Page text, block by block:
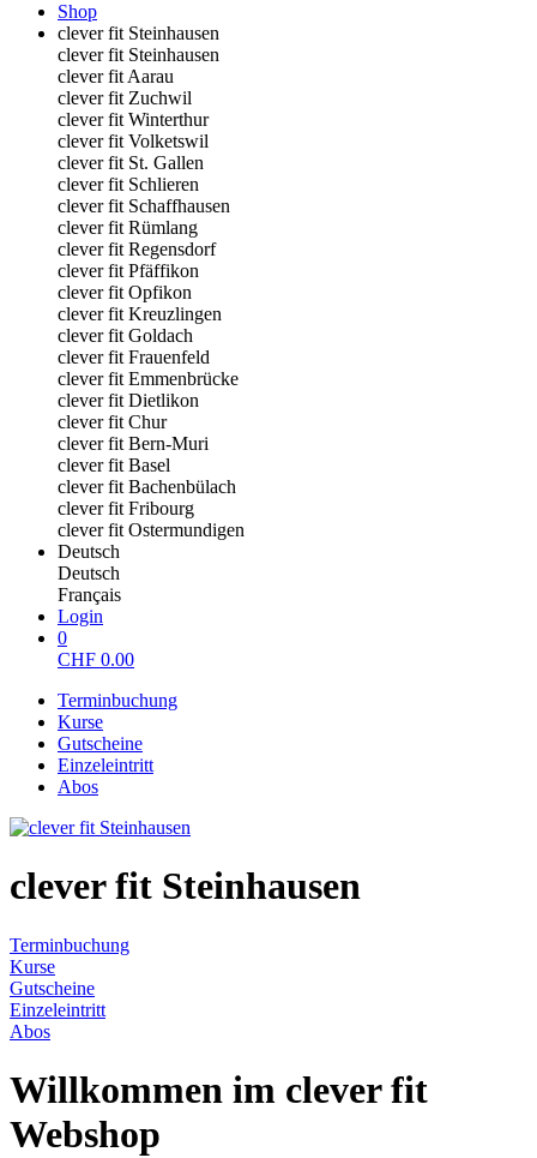
Shop
clever fit Steinhausen
clever fit Steinhausen
clever fit Aarau
clever fit Zuchwil
clever fit Winterthur
clever fit Volketswil
clever fit St. Gallen
clever fit Schlieren
clever fit Schaffhausen
clever fit Rümlang
clever fit Regensdorf
clever fit Pfäffikon
clever fit Opfikon
clever fit Kreuzlingen
clever fit Goldach
clever fit Frauenfeld
clever fit Emmenbrücke
clever fit Dietlikon
clever fit Chur
clever fit Bern-Muri
clever fit Basel
clever fit Bachenbülach
clever fit Fribourg
clever fit Ostermundigen
Deutsch
Deutsch
Français
Login
0
CHF 0.00
Terminbuchung
Kurse
Gutscheine
Einzeleintritt
Abos
clever fit Steinhausen
Terminbuchung
Kurse
Gutscheine
Einzeleintritt
Abos
Willkommen im clever fit
Webshop